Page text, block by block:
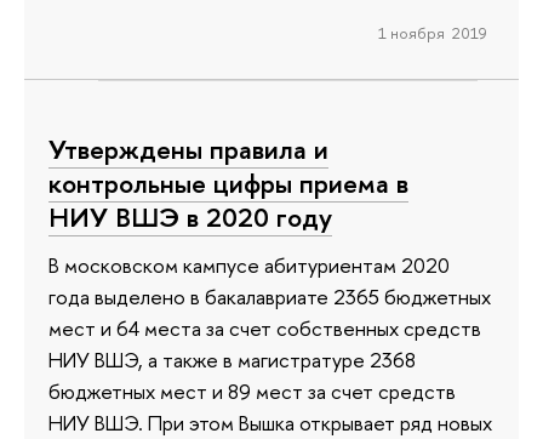
1 ноября 2019
Утверждены правила и
контрольные цифры приема в
НИУ ВШЭ в 2020 году
В московском кампусе абитуриентам 2020
года выделено в бакалавриате 2365 бюджетных
мест и 64 места за счет собственных средств
НИУ ВШЭ, а также в магистратуре 2368
бюджетных мест и 89 мест за счет средств
НИУ ВШЭ. При этом Вышка открывает ряд новых